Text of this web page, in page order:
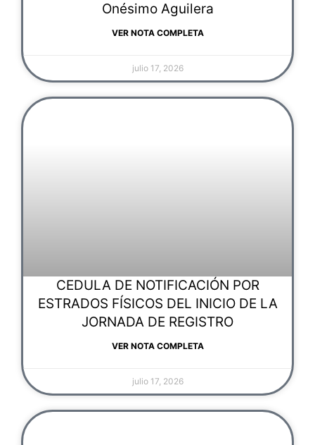
Onésimo Aguilera
VER NOTA COMPLETA
julio 17, 2026
CEDULA DE NOTIFICACIÓN POR
ESTRADOS FÍSICOS DEL INICIO DE LA
JORNADA DE REGISTRO
VER NOTA COMPLETA
julio 17, 2026